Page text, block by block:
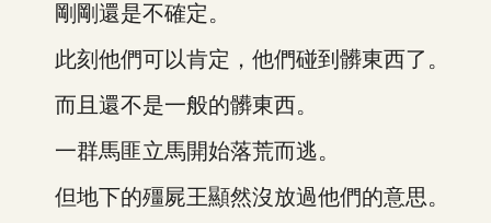
剛剛還是不確定。
此刻他們可以肯定，他們碰到髒東西了。
而且還不是一般的髒東西。
一群馬匪立馬開始落荒而逃。
但地下的殭屍王顯然沒放過他們的意思。